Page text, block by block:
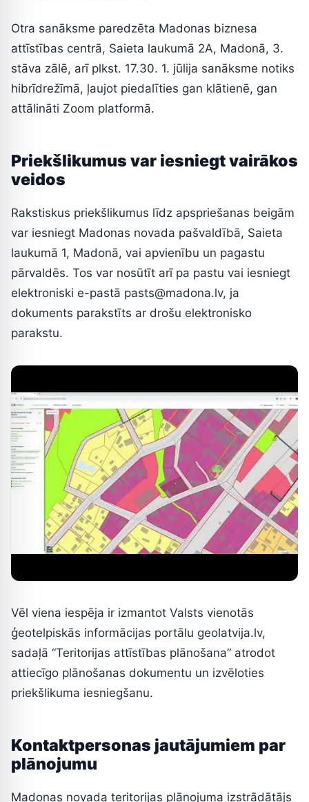
Otra sanāksme paredzēta Madonas biznesa
attīstības centrā, Saieta laukumā 2A, Madonā, 3.
stāva zālē, arī plkst. 17.30. 1. jūlija sanāksme notiks
hibrīdrežīmā, ļaujot piedalīties gan klātienē, gan
attālināti Zoom platformā.
Priekšlikumus var iesniegt vairākos
veidos
Rakstiskus priekšlikumus līdz apspriešanas beigām
var iesniegt Madonas novada pašvaldībā, Saieta
laukumā 1, Madonā, vai apvienību un pagastu
pārvaldēs. Tos var nosūtīt arī pa pastu vai iesniegt
elektroniski e-pastā pasts@madona.lv, ja
dokuments parakstīts ar drošu elektronisko
parakstu.
Vēl viena iespēja ir izmantot Valsts vienotās
ģeotelpiskās informācijas portālu geolatvija.lv,
sadaļā “Teritorijas attīstības plānošana” atrodot
attiecīgo plānošanas dokumentu un izvēloties
priekšlikuma iesniegšanu.
Kontaktpersonas jautājumiem par
plānojumu
Madonas novada teritorijas plānojuma izstrādātājs